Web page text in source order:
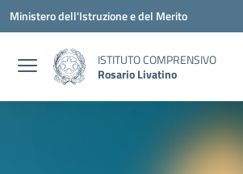
Vai ai contenuti
Vai al menu di navigazione
Vai al footer
Ministero dell'Istruzione e del Merito
ISTITUTO COMPRENSIVO
Rosario Livatino